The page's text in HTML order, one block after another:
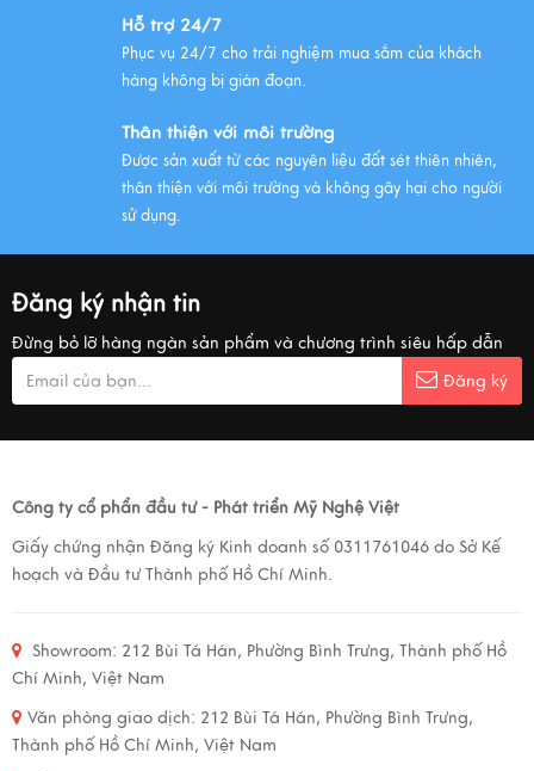
Hỗ trợ 24/7
Phục vụ 24/7 cho trải nghiệm mua sắm của khách
hàng không bị gián đoạn.
Thân thiện với môi trường
Được sản xuất từ các nguyên liệu đất sét thiên nhiên,
thân thiện với môi trường và không gây hại cho người
sử dụng.
Đăng ký nhận tin
Đừng bỏ lỡ hàng ngàn sản phẩm và chương trình siêu hấp dẫn
Đăng ký
Công ty cổ phẩn đầu tư - Phát triển Mỹ Nghệ Việt
Giấy chứng nhận Đăng ký Kinh doanh số 0311761046 do Sở Kế
hoạch và Đầu tư Thành phố Hồ Chí Minh.
Showroom: 212 Bùi Tá Hán, Phường Bình Trưng, Thành phố Hồ
Chí Minh, Việt Nam
Văn phòng giao dịch: 212 Bùi Tá Hán, Phường Bình Trưng,
Thành phố Hồ Chí Minh, Việt Nam